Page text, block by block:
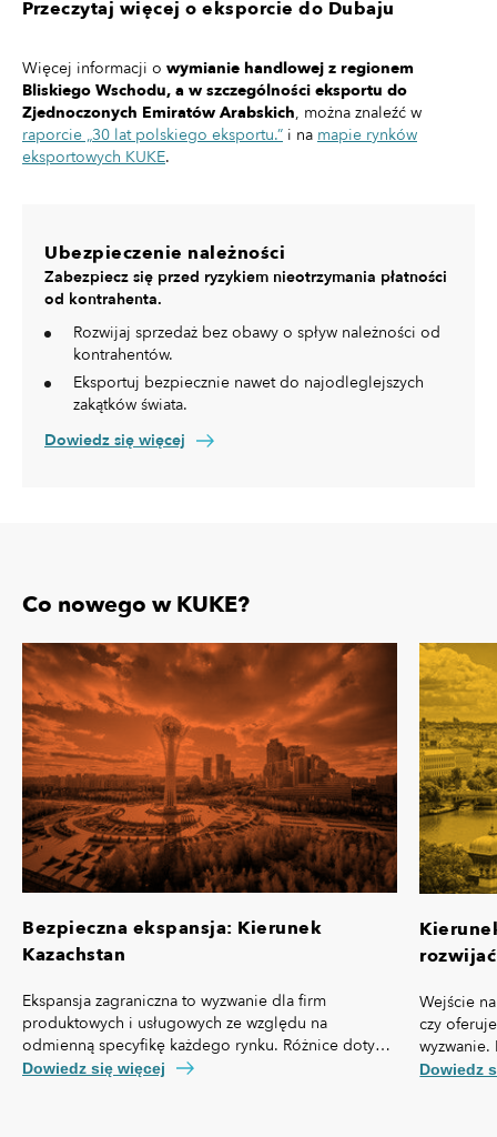
Przeczytaj więcej o eksporcie do Dubaju
Więcej informacji o wymianie handlowej z regionem
Bliskiego Wschodu, a w szczególności eksportu do
Zjednoczonych Emiratów Arabskich, można znaleźć w
raporcie „30 lat polskiego eksportu.” i na mapie rynków
eksportowych KUKE.
Ubezpieczenie należności
Zabezpiecz się przed ryzykiem nieotrzymania płatności
od kontrahenta.
Rozwijaj sprzedaż bez obawy o spływ należności od
kontrahentów.
Eksportuj bezpiecznie nawet do najodleglejszych
zakątków świata.
Dowiedz się więcej
Co nowego w KUKE?
Bezpieczna ekspansja: Kierunek
Kazachstan
Ekspansja zagraniczna to wyzwanie dla firm
produktowych i usługowych ze względu na
odmienną specyfikę każdego rynku. Różnice dotyczą
nie tylko przepisów prawa czy technologii, ale też,
Dowiedz się więcej
Wejście
czy
własną
Dowiedz